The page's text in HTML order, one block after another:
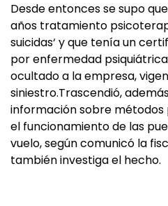
Desde entonces se supo
años tratamiento
suicidas‘ y que tenía un
por enfermedad
ocultado a la empresa,
siniestro.Trascendió,
información sobre métodos
el funcionamiento de las
vuelo, según comunicó la
también investiga el hecho.